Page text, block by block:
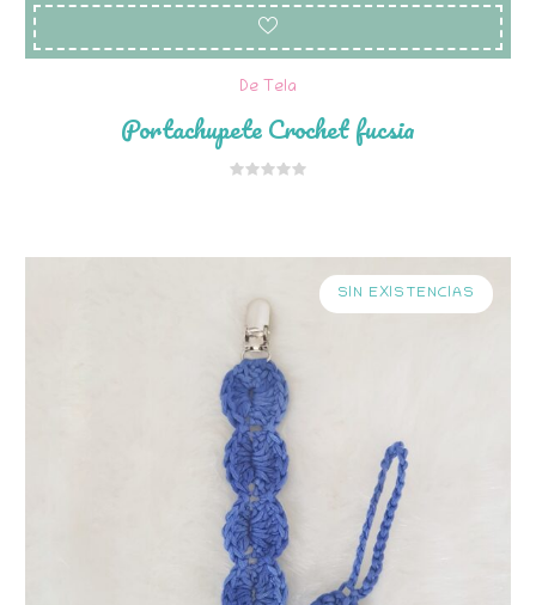
De Tela
Portachupete Crochet fucsia
SIN EXISTENCIAS